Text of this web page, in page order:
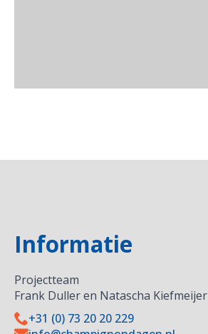
Informatie
Projectteam
Frank Duller en Natascha Kiefmeijer
+31 (0) 73 20 20 229